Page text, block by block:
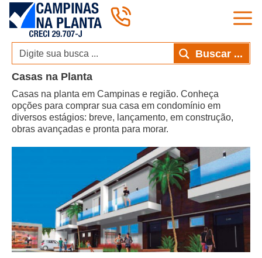
Pular
para
conteúdo
Buscar ...
Casas na Planta
Casas na planta em Campinas e região. Conheça
opções para comprar sua casa em condomínio em
diversos estágios: breve, lançamento, em construção,
obras avançadas e pronta para morar.